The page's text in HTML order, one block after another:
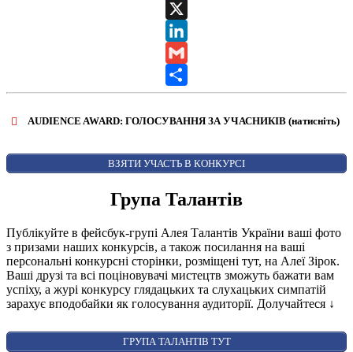
WhatsApp
X
LinkedIn
Gmail
Share
AUDIENCE AWARD: ГОЛОСУВАННЯ ЗА УЧАСНИКІВ (натисніть)
AUDIENCE AWARD
ВЗЯТИ УЧАСТЬ В КОНКУРСІ
Група Талантів
Публікуйте в фейсбук-групі Алея Талантів України ваші фото
з призами наших конкурсів, а також посилання на ваші
персональні конкурсні сторінки, розміщені тут, на Алеї Зірок.
Ваші друзі та всі поціновувачі мистецтв зможуть бажати вам
успіху, а журі конкурсу глядацьких та слухацьких симпатій
зарахує вподобайки як голосування аудиторії. Долучайтеся ↓
ГРУПА ТАЛАНТІВ ТУТ